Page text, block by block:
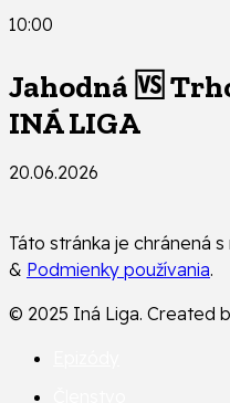
10:00
Jahodná 🆚
INÁ LIGA
20.06.2026
Táto stránka je chránená s
& Podmienky používania.
© 2025 Iná Liga. Created